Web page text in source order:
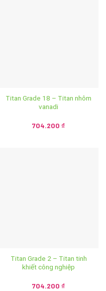
Titan Grade 18 – Titan nhôm
vanadi
704.200 ₫
Titan Grade 2 – Titan tinh
khiết công nghiệp
704.200 ₫